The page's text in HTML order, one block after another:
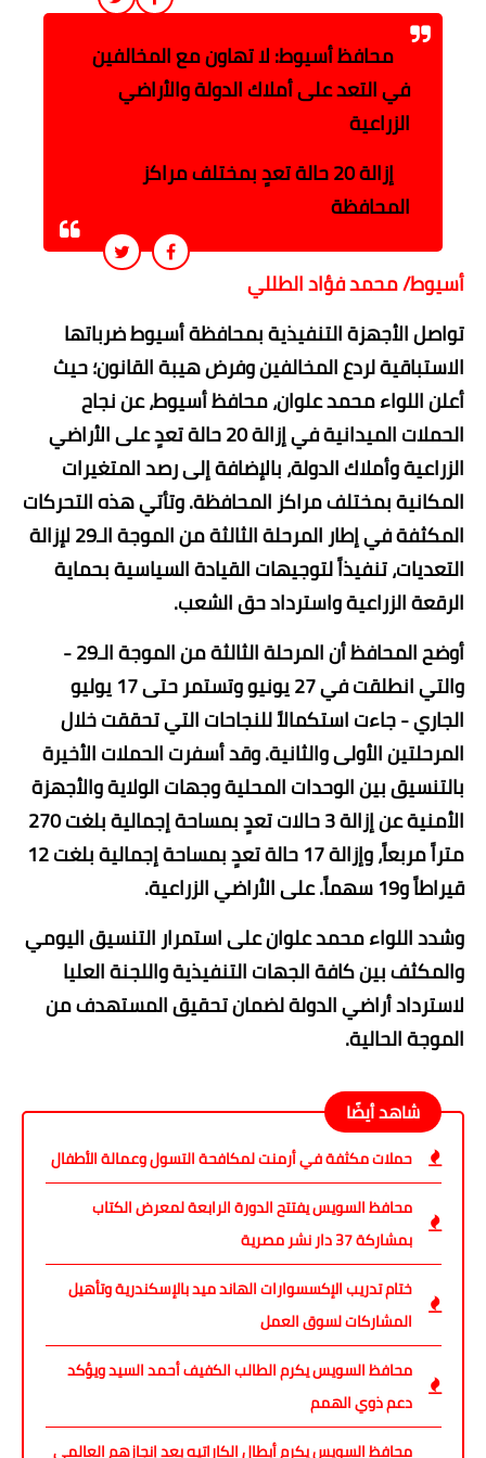
محافظ أسيوط: لا تهاون مع المخالفين
في التعد على أملاك الدولة والأراضي
الزراعية
إزالة 20 حالة تعدٍ بمختلف مراكز
المحافظة
أسيوط/ محمد فؤاد الطللي
​تواصل الأجهزة التنفيذية بمحافظة أسيوط ضرباتها
الاستباقية لردع المخالفين وفرض هيبة القانون؛ حيث
أعلن اللواء محمد علوان، محافظ أسيوط، عن نجاح
الحملات الميدانية في إزالة 20 حالة تعدٍ على الأراضي
الزراعية وأملاك الدولة، بالإضافة إلى رصد المتغيرات
المكانية بمختلف مراكز المحافظة. وتأتي هذه التحركات
المكثفة في إطار المرحلة الثالثة من الموجة الـ29 لإزالة
التعديات، تنفيذاً لتوجيهات القيادة السياسية بحماية
الرقعة الزراعية واسترداد حق الشعب.
​أوضح المحافظ أن المرحلة الثالثة من الموجة الـ29 -
والتي انطلقت في 27 يونيو وتستمر حتى 17 يوليو
الجاري - جاءت استكمالاً للنجاحات التي تحققت خلال
المرحلتين الأولى والثانية. وقد أسفرت الحملات الأخيرة
بالتنسيق بين الوحدات المحلية وجهات الولاية والأجهزة
الأمنية عن إزالة 3 حالات تعدٍ بمساحة إجمالية بلغت 270
متراً مربعاً، وإزالة 17 حالة تعدٍ بمساحة إجمالية بلغت 12
قيراطاً و19 سهماً. على الأراضي الزراعية.
و​شدد اللواء محمد علوان على استمرار التنسيق اليومي
والمكثف بين كافة الجهات التنفيذية واللجنة العليا
لاسترداد أراضي الدولة لضمان تحقيق المستهدف من
الموجة الحالية.
شاهد أيضًا
حملات مكثفة في أرمنت لمكافحة التسول وعمالة الأطفال
محافظ السويس يفتتح الدورة الرابعة لمعرض الكتاب
بمشاركة 37 دار نشر مصرية
ختام تدريب الإكسسوارات الهاند ميد بالإسكندرية وتأهيل
المشاركات لسوق العمل
محافظ السويس يكرم الطالب الكفيف أحمد السيد ويؤكد
دعم ذوي الهمم
محافظ السويس يكرم أبطال الكاراتيه بعد إنجازهم العالمي